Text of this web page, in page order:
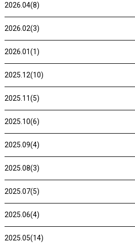
2026.04(8)
2026.02(3)
2026.01(1)
2025.12(10)
2025.11(5)
2025.10(6)
2025.09(4)
2025.08(3)
2025.07(5)
2025.06(4)
2025.05(14)